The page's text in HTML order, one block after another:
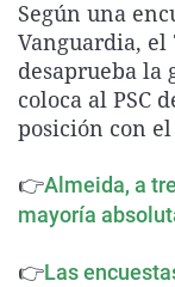
Según una
Vanguardia, el
desaprueba la
coloca al PSC
posición con el
👉Almeida, a
mayoría
👉Las